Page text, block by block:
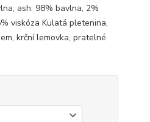
ash: 98% bavlna, 2%
viskóza Kulatá pletenina,
krční lemovka, pratelné